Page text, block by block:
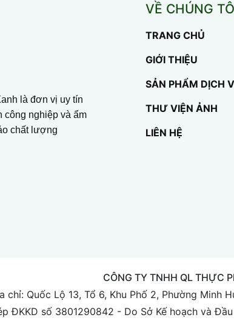
là đơn vị uy tín
công nghiệp và ẩm
chất lượng
VỀ CHÚNG
TRANG CHỦ
GIỚI THIỆU
SẢN PHẨM DỊCH
THƯ VIỆN ẢNH
LIÊN HỆ
CÔNG TY TNHH QL THỰC
chỉ: Quốc Lộ 13, Tổ 6, Khu Phố 2, Phường Minh
ĐKKD số 3801290842 - Do Sở Kế hoạch và